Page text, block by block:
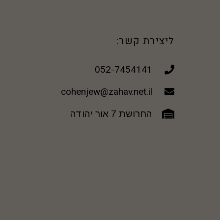
ליצירת קשר:
052-7454141
cohenjew@zahav.net.il
החרושת 7 אור יהודה